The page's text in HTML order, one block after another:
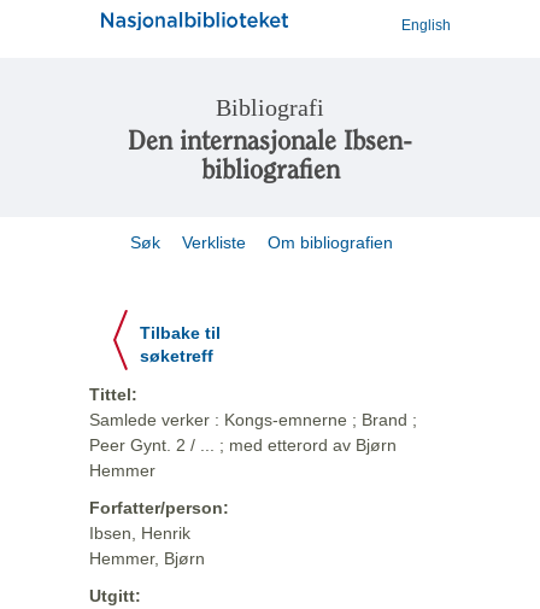
English
Bibliografi
Den internasjonale Ibsen-
bibliografien
Søk Verkliste Om bibliografien
Tilbake til
søketreff
Tittel:
Samlede verker : Kongs-emnerne ; Brand ;
Peer Gynt. 2 / ... ; med etterord av Bjørn
Hemmer
Forfatter/person:
Ibsen, Henrik
Hemmer, Bjørn
Utgitt: